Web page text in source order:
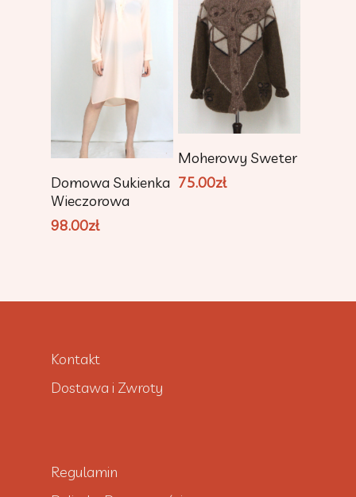
Dodaj Do
Domowa Sukienka
Wieczorowa
98.00zł
Dodaj Do
Koszyka
Moherowy Sweter
75.00zł
Kontakt
Dostawa i Zwroty
Regulamin